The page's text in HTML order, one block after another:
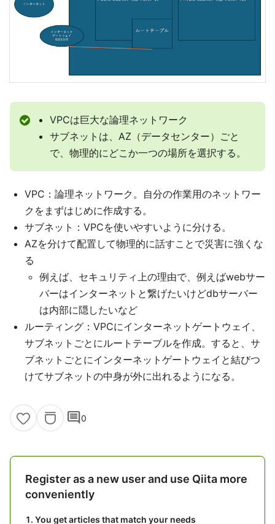
VPCは巨大な論理ネットワーク
サブネットは、AZ（データセンター）ごと
で、物理的にどこか一つの場所を選択する。
VPC：論理ネットワーク。自分の作業用のネットワー
クをまずはじめに作成する。
サブネット：VPCを使いやすいように分ける。
AZを分けて配置して物理的に話すことで災害に強くな
る
例えば、セキュリティ上の理由で、例えばwebサー
バーはインターネットと繋げたいけどdbサーバー
は内部に隠したいなど
ルーティング：VPCにインターネットゲートウェイ、
サブネットごとにルートテーブルを作成。すると、サ
ブネットごとにインターネットゲートウェイと結びつ
けてサブネットの中身が外に出れるようになる。
comment0
Register as a new user and use Qiita more
conveniently
You get articles that match your needs